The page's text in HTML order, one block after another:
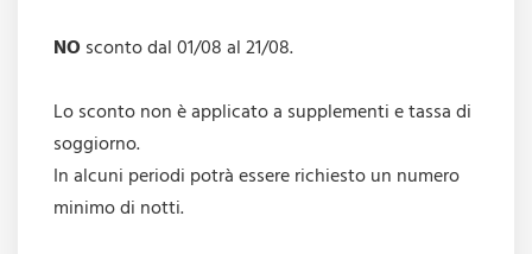
NOsconto dal 01/08 al 21/08.
Lo sconto non è applicato a supplementi e tassa di
soggiorno.
In alcuni periodi potrà essere richiesto un numero
minimo di notti.